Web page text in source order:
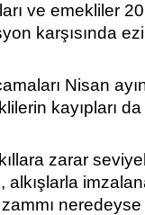
ve emekliler
karşısında
Nisan
kayıpları
zarar
alkışlarla
neredeyse